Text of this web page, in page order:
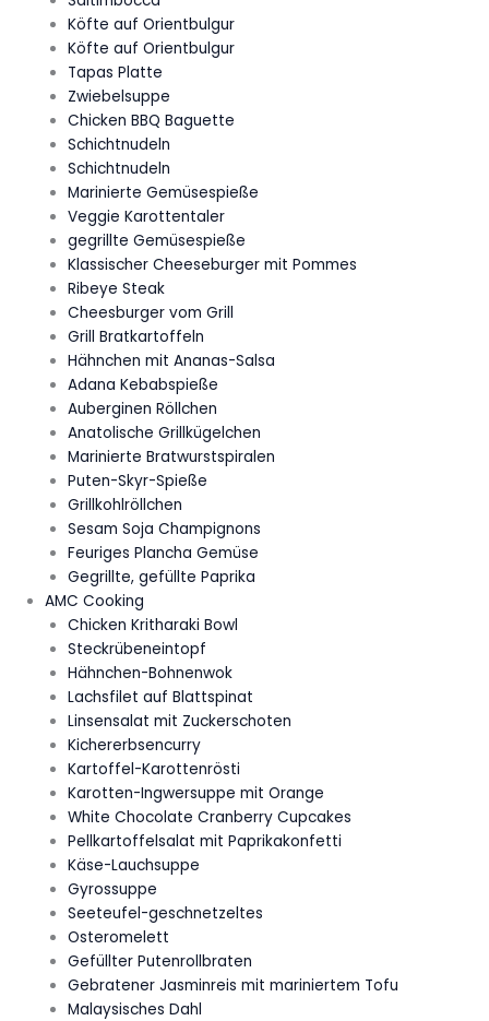
Köfte auf Orientbulgur
Köfte auf Orientbulgur
Tapas Platte
Zwiebelsuppe
Chicken BBQ Baguette
Schichtnudeln
Schichtnudeln
Marinierte Gemüsespieße
Veggie Karottentaler
gegrillte Gemüsespieße
Klassischer Cheeseburger mit Pommes
Ribeye Steak
Cheesburger vom Grill
Grill Bratkartoffeln
Hähnchen mit Ananas-Salsa
Adana Kebabspieße
Auberginen Röllchen
Anatolische Grillkügelchen
Marinierte Bratwurstspiralen
Puten-Skyr-Spieße
Grillkohlröllchen
Sesam Soja Champignons
Feuriges Plancha Gemüse
Gegrillte, gefüllte Paprika
AMC Cooking
Chicken Kritharaki Bowl
Steckrübeneintopf
Hähnchen-Bohnenwok
Lachsfilet auf Blattspinat
Linsensalat mit Zuckerschoten
Kichererbsencurry
Kartoffel-Karottenrösti
Karotten-Ingwersuppe mit Orange
White Chocolate Cranberry Cupcakes
Pellkartoffelsalat mit Paprikakonfetti
Käse-Lauchsuppe
Gyrossuppe
Seeteufel-geschnetzeltes
Osteromelett
Gefüllter Putenrollbraten
Gebratener Jasminreis mit mariniertem Tofu
Malaysisches Dahl